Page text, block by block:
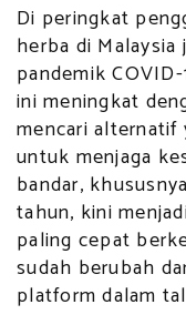
Di peringkat
herba di Malaysia
pandemik
ini meningkat
mencari alternatif
untuk menjaga
bandar,
tahun, kini
paling cepat
sudah berubah
platform dalam